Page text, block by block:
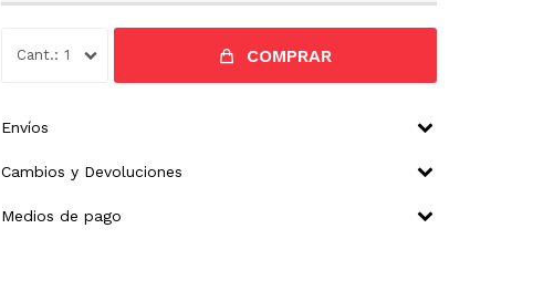
1 COMPRAR
Envíos
Cambios y Devoluciones
Medios de pago